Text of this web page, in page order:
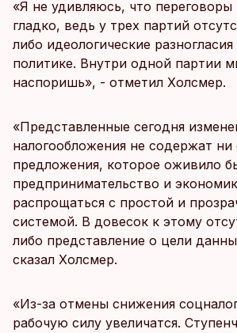
«Я не удивляюсь, что
гладко, ведь у трех партий
либо идеологические
политике. Внутри одной партии
наспоришь», - отметил Холсмер.
«Представленные сегодня
налогообложения не содержат ни
предложения, которое оживило
предпринимательство и
распрощаться с простой и
системой. В довесок к этому
либо представление о цели
сказал Холсмер.
«Из-за отмены снижения
рабочую силу увеличатся.